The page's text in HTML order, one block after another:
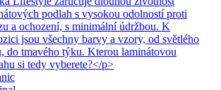
podlah s vysokou odolností proti
a ochození, s minimální údržbou. K
jsou všechny barvy a vzory, od světlého
do tmavého týku. Kterou laminátovou
si tedy vyberete?</p>